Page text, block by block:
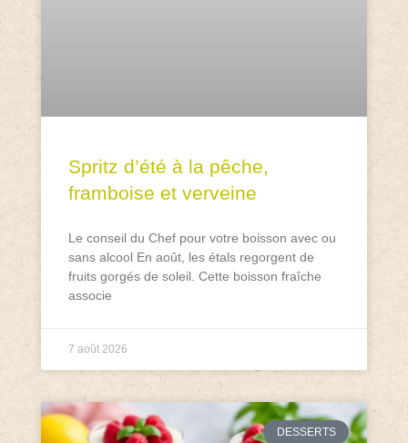
Spritz d’été à la pêche,
framboise et verveine
Le conseil du Chef pour votre boisson avec ou
sans alcool En août, les étals regorgent de
fruits gorgés de soleil. Cette boisson fraîche
associe
7 août 2026
DESSERTS